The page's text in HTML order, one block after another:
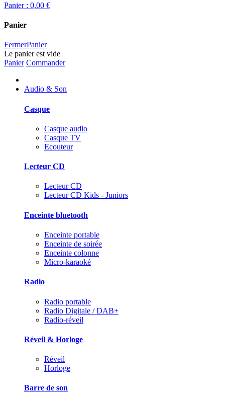
Panier : 0,00 €
Panier
FermerPanier
Le panier est vide
Panier Commander
Audio & Son
Casque
Casque audio
Casque TV
Ecouteur
Lecteur CD
Lecteur CD
Lecteur CD Kids - Juniors
Enceinte bluetooth
Enceinte portable
Enceinte de soirée
Enceinte colonne
Micro-karaoké
Radio
Radio portable
Radio Digitale / DAB+
Radio-réveil
Réveil & Horloge
Réveil
Horloge
Barre de son